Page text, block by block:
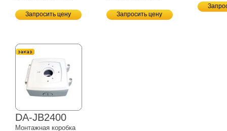
Запросить цену Запросить цену
DA-JB2400
Монтажная коробка